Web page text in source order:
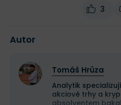
3
Autor
Tomáš Hrůza
Analytik
akciové trhy a
absolventem